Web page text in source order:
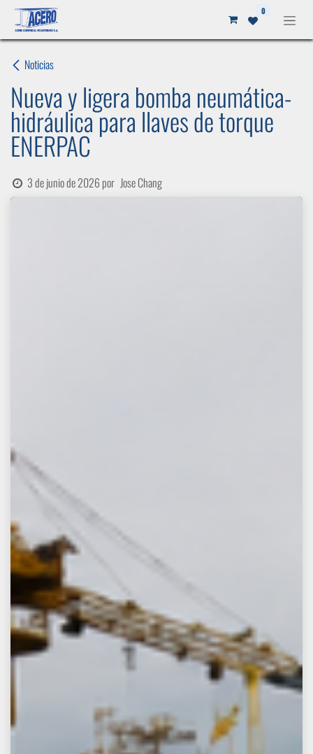
Ir al contenido 0
Noticias
Nueva y ligera bomba neumática-
hidráulica para llaves de torque
ENERPAC
3 de junio de 2026 por Jose Chang